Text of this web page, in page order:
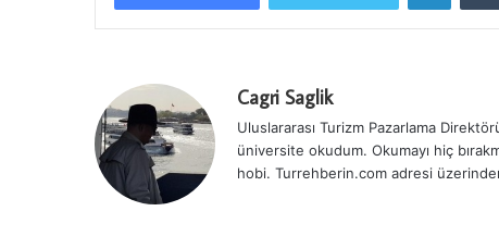
Cagri Saglik
Uluslararası Turizm Pazarlama
üniversite okudum. Okumayı hiç
hobi. Turrehberin.com adresi